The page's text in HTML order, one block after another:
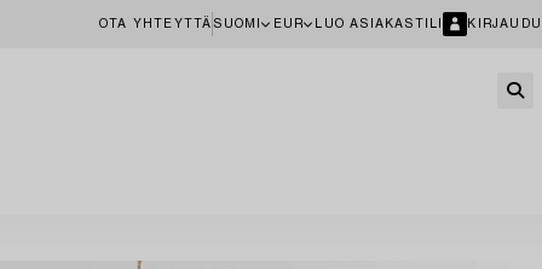
OTA YHTEYTTÄ SUOMI EUR LUO ASIAKASTILI KIRJAUDU